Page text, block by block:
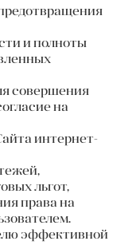
и полноты
совершения
на
интернет-
льгот,
права на
эффективной